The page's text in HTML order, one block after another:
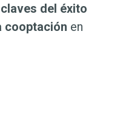
del éxito
cooptación en